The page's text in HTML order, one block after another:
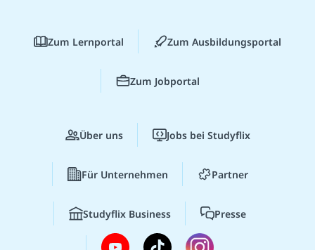
Zum Lernportal Zum Ausbildungsportal
Zum Jobportal
Über uns Jobs bei Studyflix
Für Unternehmen Partner
Studyflix Business Presse